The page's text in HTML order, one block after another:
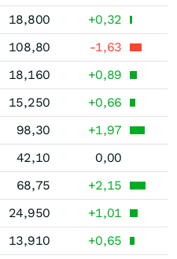
18,800
+0,32
108,80
-1,63
18,160
+0,89
15,250
+0,66
98,30
+1,97
42,10
0,00
68,75
+2,15
24,950
+1,01
13,910
+0,65